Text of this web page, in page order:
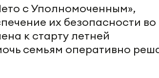
с Уполномоченным»,
их безопасности во
к старту летней
семьям оперативно